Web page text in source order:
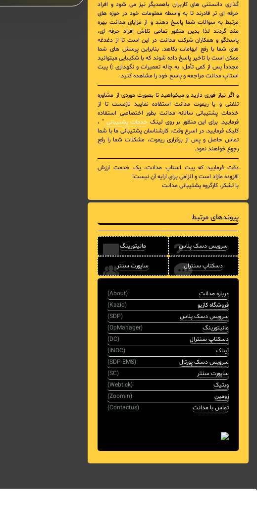
گذاری دانستنی های کاربران باهمدیگر نیز می شود و افراد
حرفه ای تر قادرند تا به واسطه معلومات خود در حوزه های
مرتبط به سوالات شما پاسخ دهند و از مزایای مدانت بهره
مند گردند لذا بدین منظور تمامی تلاش افراد حرفه ای،
پاسخگو و همکاران شرکت مدانت در این است تا از دغدغه
های شما با رفع ابهامات بکاهد. بنابراین پرسش های شما
ممکن است با تاخیر پاسخ داده شوند که با شکیبایی میتوانید
مجدداً پس از کمی تأمل، به چاله تعمیرات و نگهداری :) پیت
استاپ مدانت مراجعه و پاسخ خود را مشاهده کنید.
و اگر نیاز فوری دارید و میخواهید تا بصورت موردی از مشاوره
تلفنی و یا ریموت مدانت استفاده نمایید لازمست تا از
خدمات پشتیبانی سالانه مدانت بطور اختصاصی استفاده
فرمایید. برای این منظور بر روی لینک خدمات پشتیبانی " ،
کلیک فرمایید. در اسرع وقت، کارشناسان پشتیبانی ما با شما
تماس حاصل و پس از برقراری ریموت، مشکلات شما را رفع
رجوع خواهند نمود.
دقت فرمایید که پیت استاپ مدانت، یک خدمت ارزش
افزوده مازاد است و الزامی برای ارایه آن نیست!
با تشکر، کارگروه پشتیبانی مدانت
پیوندهای مرتبط
سرویس دسک پلاس مانیتورینگ
دسکتاپ سنترال ساپورت سنتر
درباره مدانت
(About)
فروشگاه کازیو
(Kazio)
سرویس دسک پلاس
(SDP)
مانیتورینگ
(OpManager)
دسکتاپ سنترال
(DC)
آیناک
(iNOC)
سرویس دسک پورتال
(SDP-EMS)
ساپورت سنتر
(SC)
وبتیک
(Webtick)
زومین
(Zoomin)
تماس با مدانت
(Contactus)